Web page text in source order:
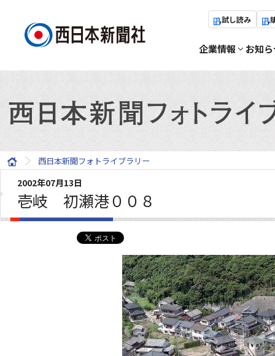
試し読み
企業情報 お知
西日本新聞フォトライブラリー
2002年07月13日
壱岐 初瀬港００８